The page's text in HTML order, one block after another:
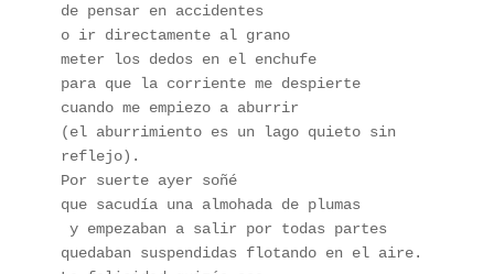
de pensar en accidentes
o ir directamente al grano
meter los dedos en el enchufe
para que la corriente me despierte
cuando me empiezo a aburrir
(el aburrimiento es un lago quieto sin
reflejo).
Por suerte ayer soñé
que sacudía una almohada de plumas
y empezaban a salir por todas partes
quedaban suspendidas flotando en el aire.